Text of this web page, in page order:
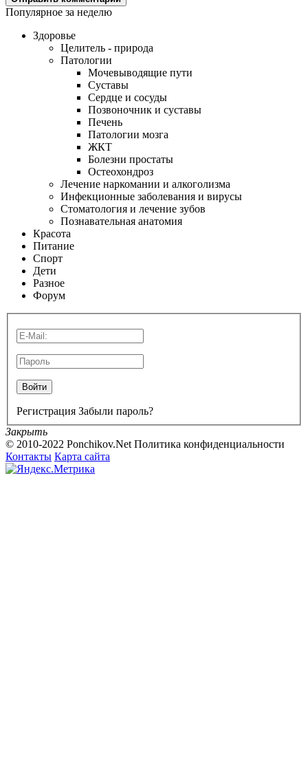
Популярное за неделю
Здоровье
Целитель - природа
Патологии
Мочевыводящие пути
Суставы
Сердце и сосуды
Позвоночник и суставы
Печень
Патологии мозга
ЖКТ
Болезни простаты
Остеохондроз
Лечение наркомании и алкоголизма
Инфекционные заболевания и вирусы
Стоматология и лечение зубов
Познавательная анатомия
Красота
Питание
Спорт
Дети
Разное
Форум
Войти
Регистрация Забыли пароль?
Закрыть
© 2010-2022 Ponchikov.Net Политика конфиденциальности
Контакты Карта сайта